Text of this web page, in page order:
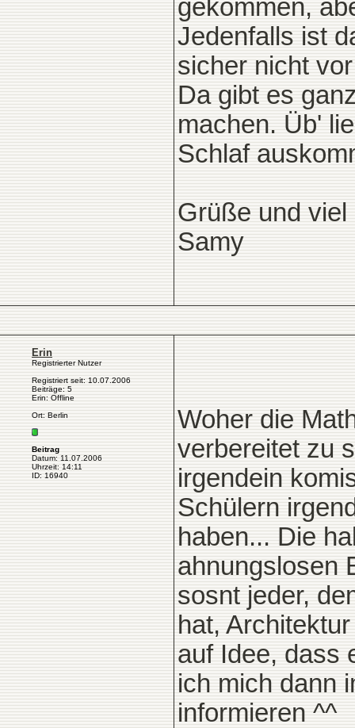
gekommen,
Jedenfalls ist
sicher nicht
Da gibt es
machen. Üb'
Schlaf
Grüße und viel
Samy
Erin
Registrierter Nutzer
Registriert seit: 10.07.2006
Beiträge: 5
Erin: Offline
Ort: Berlin
Beitrag
Datum: 11.07.2006
Uhrzeit: 14:11
ID: 16940
Woher die
verbereitet zu
irgendein
Schülern
haben... Die
ahnungslosen
sosnt jeder,
hat,
auf Idee, dass
ich mich dann
informieren ^^